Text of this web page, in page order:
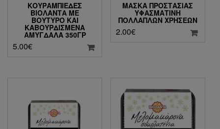
ΚΟΥΡΑΜΠΙΈΔΕΣ
ΒΙΟΛΆΝΤΑ ΜΕ
ΒΟΎΤΥΡΟ ΚΑΙ
ΚΑΒΟΥΡΔΙΣΜΈΝΑ
ΑΜΎΓΔΑΛΑ 350ΓΡ
5.00€
ΜΆΣΚΑ ΠΡΟΣΤΑΣΊΑΣ
ΥΦΑΣΜΆΤΙΝΗ
ΠΟΛΛΑΠΛΏΝ ΧΡΉΣΕΩΝ
2.00€